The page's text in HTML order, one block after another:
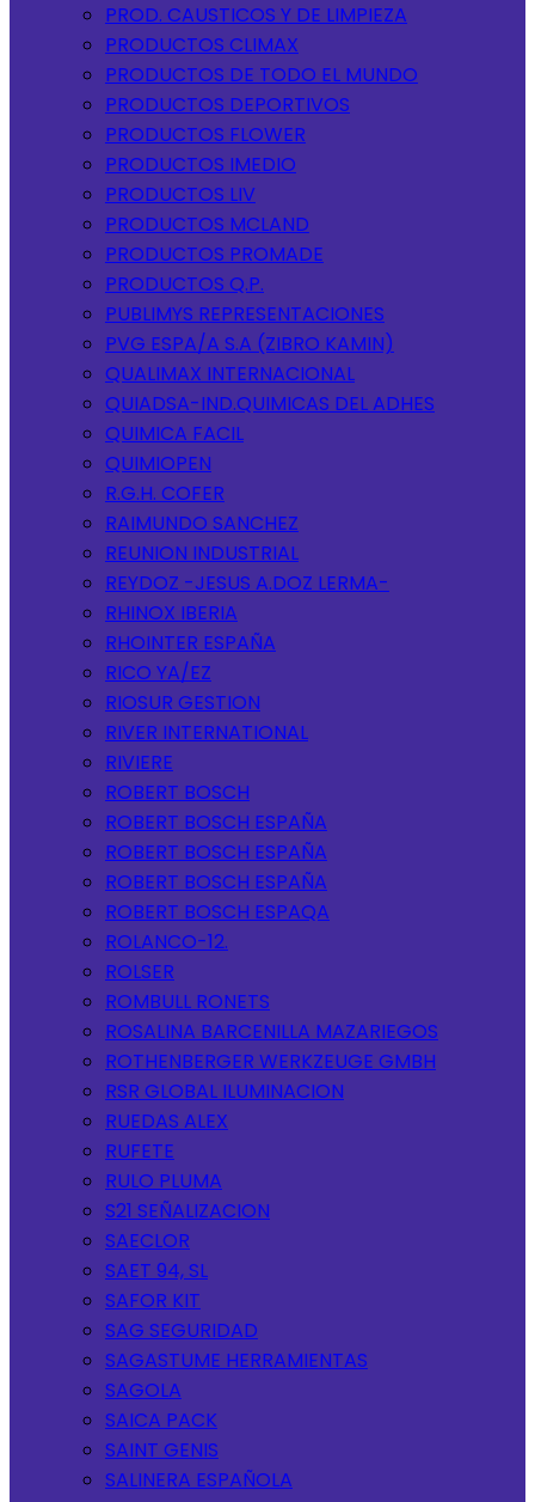
PROD. CAUSTICOS Y DE LIMPIEZA
PRODUCTOS CLIMAX
PRODUCTOS DE TODO EL MUNDO
PRODUCTOS DEPORTIVOS
PRODUCTOS FLOWER
PRODUCTOS IMEDIO
PRODUCTOS LIV
PRODUCTOS MCLAND
PRODUCTOS PROMADE
PRODUCTOS Q.P.
PUBLIMYS REPRESENTACIONES
PVG ESPA/A S.A (ZIBRO KAMIN)
QUALIMAX INTERNACIONAL
QUIADSA-IND.QUIMICAS DEL ADHES
QUIMICA FACIL
QUIMIOPEN
R.G.H. COFER
RAIMUNDO SANCHEZ
REUNION INDUSTRIAL
REYDOZ -JESUS A.DOZ LERMA-
RHINOX IBERIA
RHOINTER ESPAÑA
RICO YA/EZ
RIOSUR GESTION
RIVER INTERNATIONAL
RIVIERE
ROBERT BOSCH
ROBERT BOSCH ESPAÑA
ROBERT BOSCH ESPAÑA
ROBERT BOSCH ESPAÑA
ROBERT BOSCH ESPAQA
ROLANCO-12.
ROLSER
ROMBULL RONETS
ROSALINA BARCENILLA MAZARIEGOS
ROTHENBERGER WERKZEUGE GMBH
RSR GLOBAL ILUMINACION
RUEDAS ALEX
RUFETE
RULO PLUMA
S21 SEÑALIZACION
SAECLOR
SAET 94, SL
SAFOR KIT
SAG SEGURIDAD
SAGASTUME HERRAMIENTAS
SAGOLA
SAICA PACK
SAINT GENIS
SALINERA ESPAÑOLA